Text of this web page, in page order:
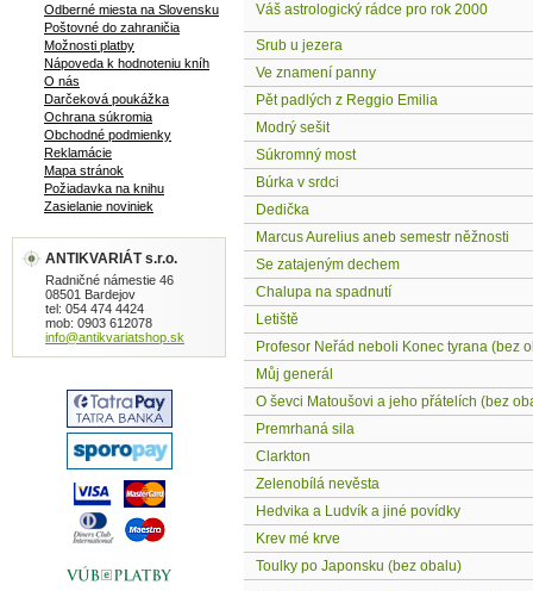
Váš astrologický rádce pro rok 2000
Srub u jezera
Ve znamení panny
Pět padlých z Reggio Emilia
Modrý sešit
Súkromný most
Búrka v srdci
Dedička
Marcus Aurelius aneb semestr něžnosti
Se zatajeným dechem
Chalupa na spadnutí
Letiště
Profesor Neřád neboli Konec tyrana (bez
Můj generál
O ševci Matoušovi a jeho přátelích (bez
Premrhaná sila
Clarkton
Zelenobílá nevěsta
Hedvika a Ludvík a jiné povídky
Krev mé krve
Toulky po Japonsku (bez obalu)
Odberné miesta na Slovensku
Poštovné do zahraničia
Možnosti platby
Nápoveda k hodnoteniu kníh
O nás
Darčeková poukážka
Ochrana súkromia
Obchodné podmienky
Reklamácie
Mapa stránok
Požiadavka na knihu
Zasielanie noviniek
ANTIKVARIÁT s.r.o.
Radničné námestie 46
08501 Bardejov
tel: 054 474 4424
mob: 0903 612078
info@antikvariatshop.sk